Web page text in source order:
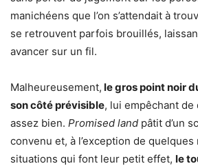
manichéens que l’on s’attendait à
se retrouvent parfois brouillés,
avancer sur un fil.
Malheureusement, le gros point noir
son côté prévisible, lui empêchant
assez bien. Promised land pâtit d’un
convenu et, à l’exception de
situations qui font leur petit effet, le